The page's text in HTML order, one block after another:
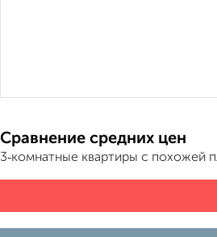
Сравнение средних цен
3‑комнатные квартиры с похожей